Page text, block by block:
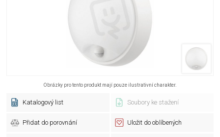
Obrázky pro tento produkt mají pouze ilustrativní charakter.
Katalogový list Soubory ke stažení
Přidat do porovnání Uložit do oblíbených